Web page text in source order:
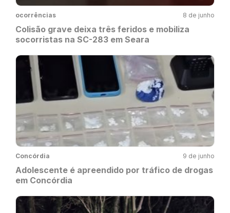
ocorrências 8 de junho
Colisão grave deixa três feridos e mobiliza
socorristas na SC-283 em Seara
Concórdia 9 de junho
Adolescente é apreendido por tráfico de drogas
em Concórdia